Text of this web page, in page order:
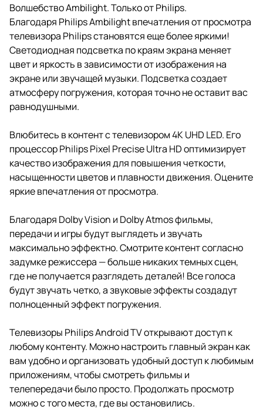
Волшебство Ambilight. Только от Philips.
Благодаря Philips Ambilight впечатления от просмотра
телевизора Philips становятся еще более яркими!
Светодиодная подсветка по краям экрана меняет
цвет и яркость в зависимости от изображения на
экране или звучащей музыки. Подсветка создает
атмосферу погружения, которая точно не оставит вас
равнодушными.
Влюбитесь в контент с телевизором 4K UHD LED. Его
процессор Philips Pixel Precise Ultra HD оптимизирует
качество изображения для повышения четкости,
насыщенности цветов и плавности движения. Оцените
яркие впечатления от просмотра.
Благодаря Dolby Vision и Dolby Atmos фильмы,
передачи и игры будут выглядеть и звучать
максимально эффектно. Смотрите контент согласно
задумке режиссера — больше никаких темных сцен,
где не получается разглядеть деталей! Все голоса
будут звучать четко, а звуковые эффекты создадут
полноценный эффект погружения.
Телевизоры Philips Android TV открывают доступ к
любому контенту. Можно настроить главный экран как
вам удобно и организовать удобный доступ к любимым
приложениям, чтобы смотреть фильмы и
телепередачи было просто. Продолжать просмотр
можно с того места, где вы остановились.